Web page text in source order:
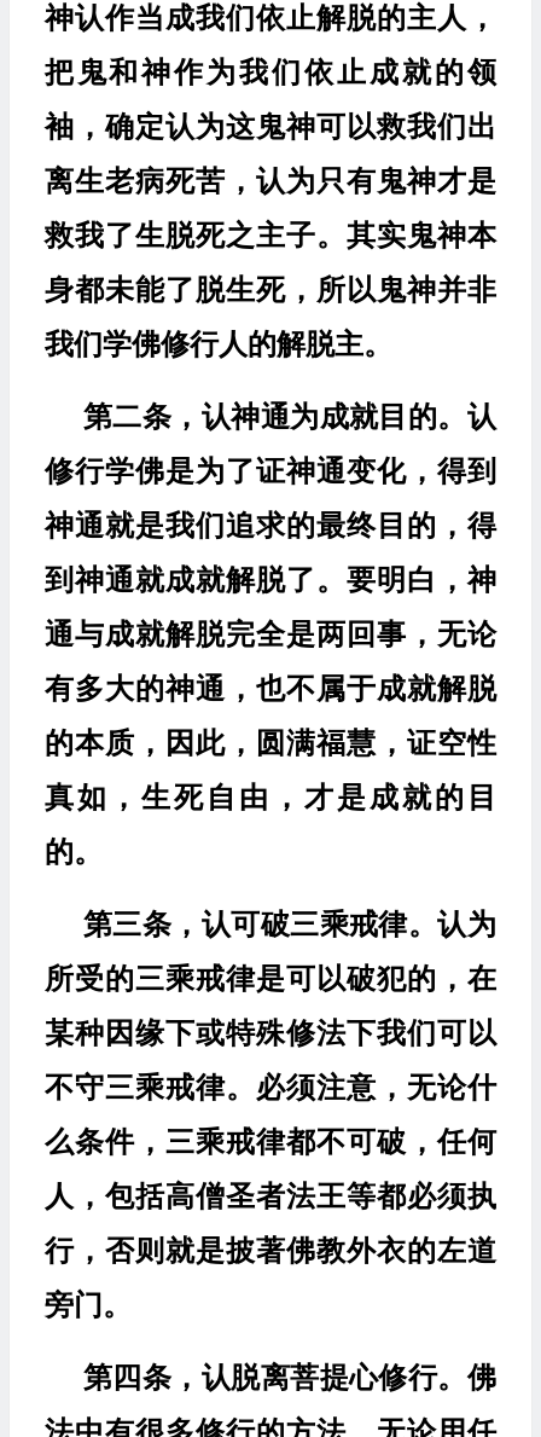
神认作当成我们依止解脱的主人，
把鬼和神作为我们依止成就的领
袖，确定认为这鬼神可以救我们出
离生老病死苦，认为只有鬼神才是
救我了生脱死之主子。其实鬼神本
身都未能了脱生死，所以鬼神并非
我们学佛修行人的解脱主。
第二条，认神通为成就目的。认
修行学佛是为了证神通变化，得到
神通就是我们追求的最终目的，得
到神通就成就解脱了。要明白，神
通与成就解脱完全是两回事，无论
有多大的神通，也不属于成就解脱
的本质，因此，圆满福慧，证空性
真如，生死自由，才是成就的目
的。
第三条，认可破三乘戒律。认为
所受的三乘戒律是可以破犯的，在
某种因缘下或特殊修法下我们可以
不守三乘戒律。必须注意，无论什
么条件，三乘戒律都不可破，任何
人，包括高僧圣者法王等都必须执
行，否则就是披著佛教外衣的左道
旁门。
第四条，认脱离菩提心修行。佛